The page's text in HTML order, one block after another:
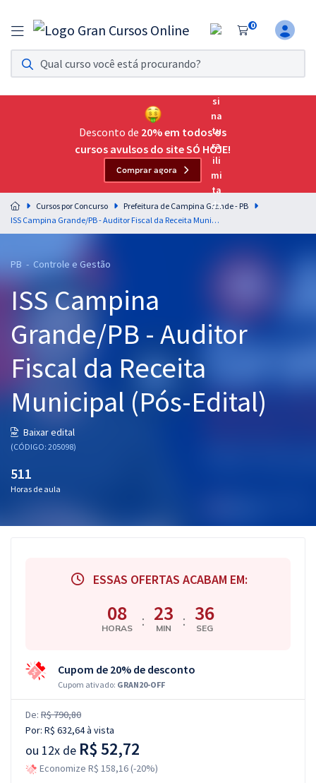
0
Assinatura Ilimitada 11
Acesso a todos os cursos. Teste grátis por 7 dias!
Assinatura OAB Até Passar
Acesso ilimitado a toda preparação para o Exame da
Residências Multiprofissionais
Preparação completa e intensiva para as principais
residências em saúde do Brasil
Cursos 20% OFF
Pós
Graduação
OAB
Conteúdo gratuito
Atendimento
Desconto de 20% em todos os
cursos avulsos do site SÓ HOJE!
Comprar agora
Cursos por Concurso
Prefeitura de Campina Grande - PB
ISS Campina Grande/PB - Auditor Fiscal da Receita Municipal (Pós-Edital)
PB - Controle e Gestão
ISS Campina
Grande/PB - Auditor
Fiscal da Receita
Municipal (Pós-Edital)
Baixar edital
(CÓDIGO: 205098)
511
Horas de aula
ESSAS OFERTAS ACABAM EM:
08
HORAS : 23
MIN : 35
SEG
Cupom de 20% de desconto
Cupom ativado: GRAN20-OFF
De: R$ 790,80
Por: R$ 632,64à vista
ou 12x de R$ 52,72
Economize R$ 158,16 (-20%)